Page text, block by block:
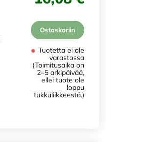
Ostoskoriin
Tuotetta ei ole
varastossa
(Toimitusaika on
2–5 arkipäivää,
ellei tuote ole
loppu
tukkuliikkeestä.)